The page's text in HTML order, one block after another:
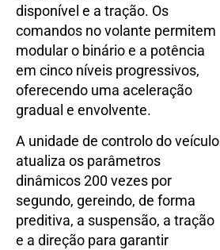
disponível e a tração. Os
comandos no volante permitem
modular o binário e a potência
em cinco níveis progressivos,
oferecendo uma aceleração
gradual e envolvente.
A unidade de controlo do veículo
atualiza os parâmetros
dinâmicos 200 vezes por
segundo, gereindo, de forma
preditiva, a suspensão, a tração
e a direção para garantir